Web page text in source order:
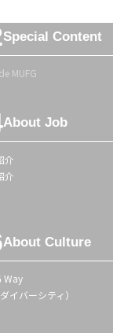
Special Content
MUFG
About Job
介
介
About Culture
Way
イバーシティ）